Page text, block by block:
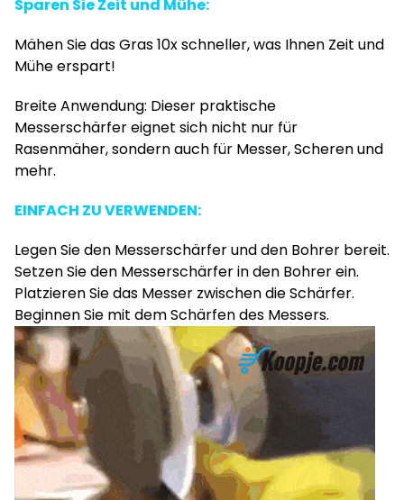
Sparen Sie Zeit und Mühe:
Mähen Sie das Gras 10x schneller, was Ihnen Zeit und
Mühe erspart!
Breite Anwendung: Dieser praktische
Messerschärfer eignet sich nicht nur für
Rasenmäher, sondern auch für Messer, Scheren und
mehr.
EINFACH ZU VERWENDEN:
Legen Sie den Messerschärfer und den Bohrer bereit.
Setzen Sie den Messerschärfer in den Bohrer ein.
Platzieren Sie das Messer zwischen die Schärfer.
Beginnen Sie mit dem Schärfen des Messers.